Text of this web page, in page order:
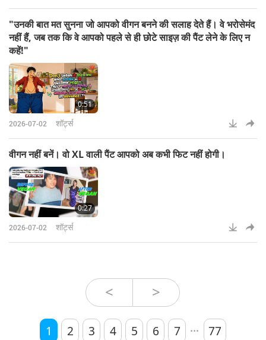
"उनकी बात मत सुनना जो आपको वीगन बनने की सलाह देते हैं। वे भरोसेमंद
नहीं हैं, जब तक कि वे आपको पहले से ही छोटे साइज़ की पैंट लेने के लिए न
कहें!"
0:51
2026-07-02 शॉर्ट्स
वीगन नहीं बनें। वो XL वाली पैंट आपको अब कभी फिट नहीं होगी।
0:27
2026-07-02 शॉर्ट्स
< >
1 2 3 4 5 6 7 ... 77